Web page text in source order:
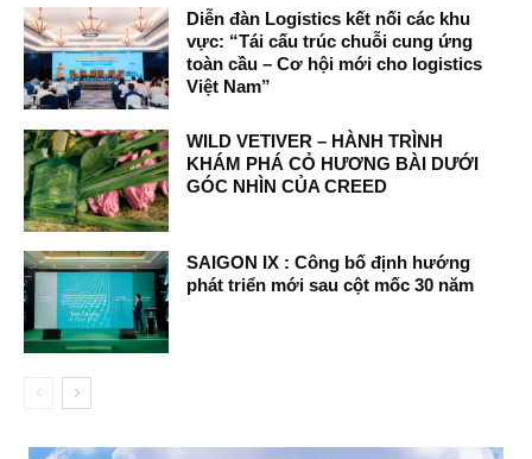
Diễn đàn Logistics kết nối các khu
vực: “Tái cấu trúc chuỗi cung ứng
toàn cầu – Cơ hội mới cho logistics
Việt Nam”
WILD VETIVER – HÀNH TRÌNH
KHÁM PHÁ CỎ HƯƠNG BÀI DƯỚI
GÓC NHÌN CỦA CREED
SAIGON IX : Công bố định hướng
phát triển mới sau cột mốc 30 năm